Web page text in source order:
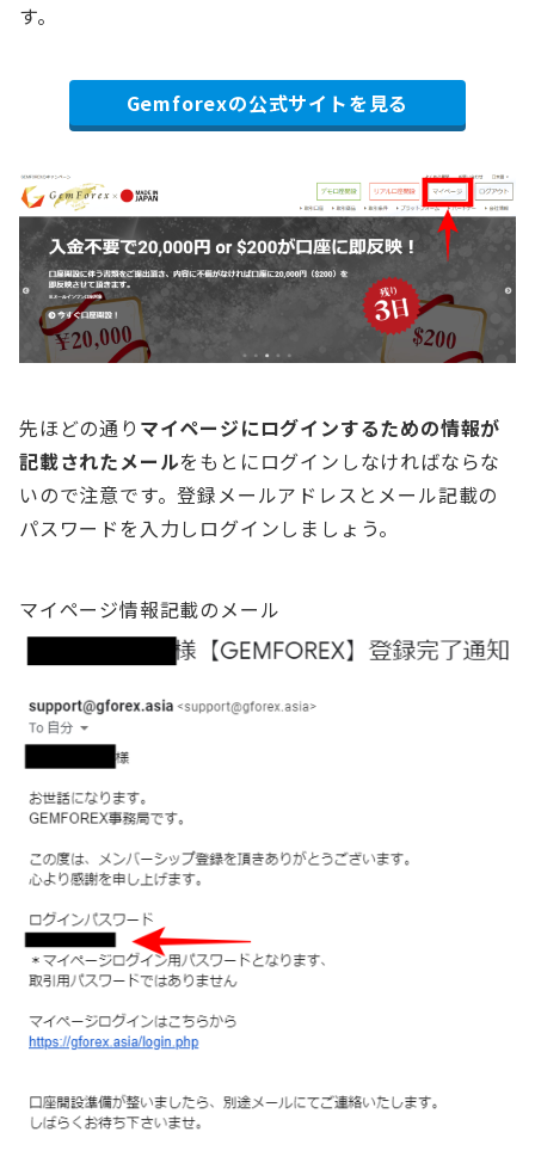
す。
Gemforexの公式サイトを見る
先ほどの通り マイページにログインするための情報が
記載されたメールをもとにログインしなければならな
いので注意です。登録メールアドレスとメール記載の
パスワードを入力しログインしましょう。
マイページ情報記載のメール